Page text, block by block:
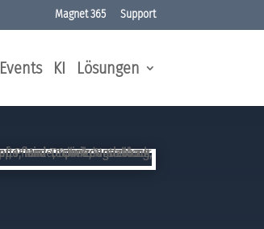
Magnet 365 Support
Events KI Lösungen